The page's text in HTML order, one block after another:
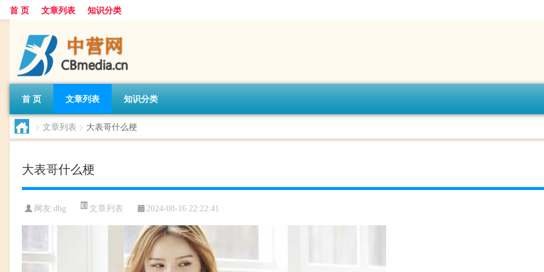
首 页 文章列表 知识分类
首 页 文章列表 知识分类
> 文章列表 > 大表哥什么梗
大表哥什么梗
网友:dbg 文章列表 2024-08-16 22:22:41